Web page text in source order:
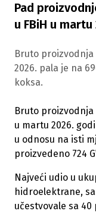
Pad
u FBiH u
Bruto
2026. pala je na
koksa.
Bruto
u martu 2026.
u odnosu na isti
proizvedeno 724
Najveći udio u
hidroelektrane,
učestvovale sa